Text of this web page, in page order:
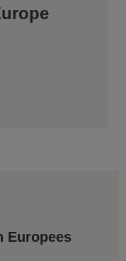
Europees